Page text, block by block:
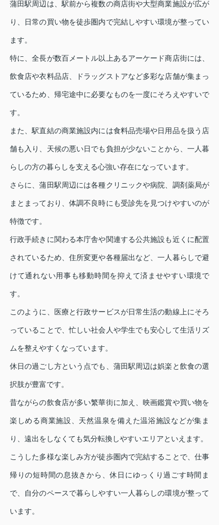
蒲田駅周辺は、駅前から複数の商店街や大型商業施設が広が
り、日常の買い物を徒歩圏内で完結しやすい環境が整ってい
ます。
特に、全長が数百メートル以上あるアーケード商店街には、
飲食店や衣料品店、ドラッグストアなど多彩な店舗が集まっ
ているため、帰宅途中に必要なものを一度にそろえやすいで
す。
また、駅直結の商業施設内には食料品売場や日用品を扱う店
舗も入り、天候の悪い日でも負担が少ないことから、一人暮
らしの方の暮らしを支える心強い存在になっています。
さらに、蒲田駅周辺には各種クリニックや病院、調剤薬局が
まとまっており、体調不良時にも受診先を見つけやすいのが
特徴です。
行政手続きに関わる本庁舎や関連する公共施設も近くに配置
されているため、住所変更や各種届出など、一人暮らしで避
けて通れない用事も移動時間を抑えて済ませやすい環境で
す。
このように、医療と行政サービスが日常生活の動線上にそろ
っていることで、忙しい社会人や学生でも安心して生活リズ
ムを整えやすくなっています。
休日の過ごし方という点でも、蒲田駅周辺は娯楽と飲食の選
択肢が豊富です。
昔ながらの飲食店が多い繁華街に加え、映画鑑賞や買い物を
楽しめる商業施設、天然温泉を備えた温浴施設などが集ま
り、遠出をしなくても気分転換しやすいエリアといえます。
こうした多様な楽しみ方が徒歩圏内で完結することで、仕事
帰りの短時間の息抜きから、休日にゆっくり過ごす時間ま
で、自分のペースで暮らしやすい一人暮らしの環境が整って
います。